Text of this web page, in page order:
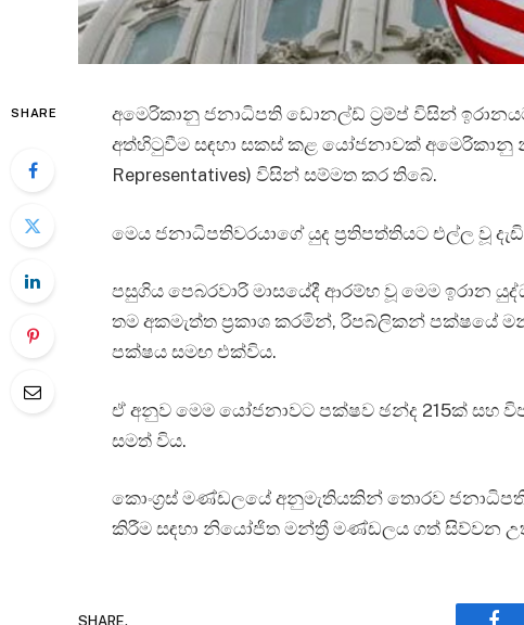
SHARE
අමෙරිකානු ජනාධිපති ඩොනල්ඩ් ට්‍රම්ප් විසින්
අත්හිටුවීම සඳහා සකස් කළ යෝජනාවක් අමෙරිකානු
Representatives) විසින් සම්මත කර තිබේ.
මෙය ජනාධිපතිවරයාගේ යුද ප්‍රතිපත්තියට එල්ල වූ
පසුගිය පෙබරවාරි මාසයේදී ආරම්භ වූ මෙම ඉරාන
තම අකමැත්ත ප්‍රකාශ කරමින්, රිපබ්ලිකන් පක්ෂයේ
පක්ෂය සමඟ එක්විය.
ඒ අනුව මෙම යෝජනාවට පක්ෂව ඡන්ද 215ක් සහ
සමත් විය.
කොංග්‍රස් මණ්ඩලයේ අනුමැතියකින් තොරව
කිරීම සඳහා නියෝජිත මන්ත්‍රී මණ්ඩලය ගත් සිව්වන
SHARE.